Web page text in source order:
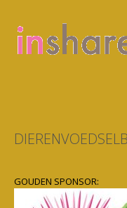
GOUDEN SPONSOR: